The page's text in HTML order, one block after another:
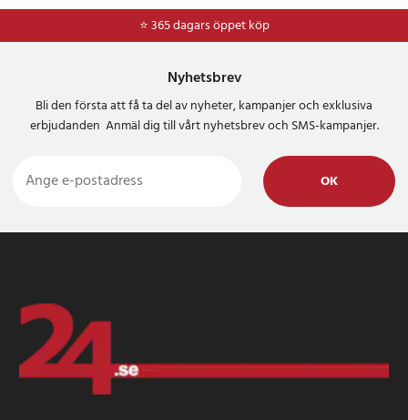
⭐ 365 dagars öppet köp
Nyhetsbrev
Bli den första att få ta del av nyheter, kampanjer och exklusiva
erbjudanden Anmäl dig till vårt nyhetsbrev och SMS-kampanjer.
OK